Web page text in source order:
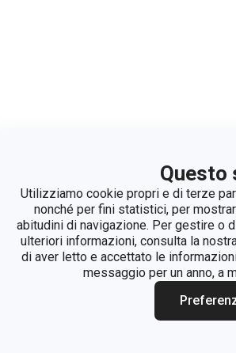
Questo
Utilizziamo cookie propri e di terze
nonché per fini statistici, per
abitudini di navigazione. Per gestire o
ulteriori informazioni, consulta la
di aver letto e accettato le
messaggio per un anno, a